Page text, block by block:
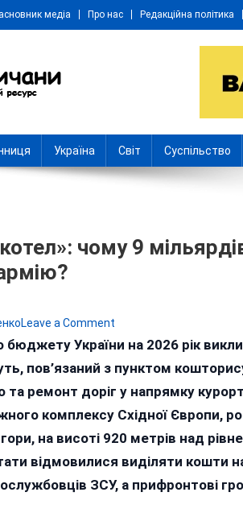
медіа Про нас Редакційна політика
Україна Світ Суспільство
чому 9
Leave a Comment
«Буковельский
мільярдів
витрачають
на
курортні
України на 2026 рік
пов’язаний з пунктом
та ремонт доріг у напрямку
комплексу Східної Європи,
на висоті 920 метрів над
відмовилися виділяти кошти
ЗСУ, а прифронтові